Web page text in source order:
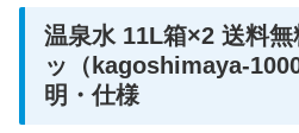
温泉水 11L箱×2 送料
ッ（kagoshimaya-
明・仕様